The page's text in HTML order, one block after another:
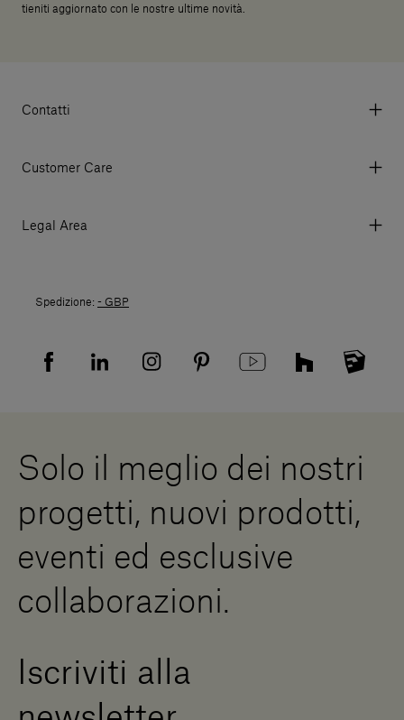
tieniti aggiornato con le nostre ultime novità.
Contatti
Tel. +39 0584 769200 - P.IVA 01748630462
© 2026 Salvatori
Customer Care
I miei ordini
Mappa del sito
Diventa un rivenditore
Press Area
Legal Area
Politica di Reso
Informativa Privacy fornitori
Spedizione: - GBP
Solo il meglio dei nostri
progetti, nuovi prodotti,
eventi ed esclusive
collaborazioni.
Iscriviti alla